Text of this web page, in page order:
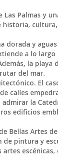
Palmas y
dorada y aguas
a lo largo
la playa
del mar.
El
calles
la
edificios
Bellas Artes
de pintura y
escénicas,